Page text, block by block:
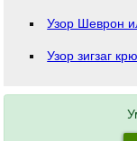
Узор Шеврон
Узор зигзаг